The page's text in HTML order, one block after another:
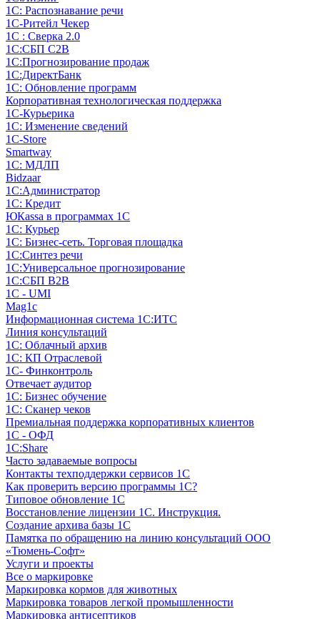
1С: Распознавание речи
1C-Ритейл Чекер
1С : Сверка 2.0
1С:СБП C2B
1С:Прогнозирование продаж
1С:ДиректБанк
1С: Обновление программ
Корпоративная технологическая поддержка
1С-Курьерика
1С: Изменение сведений
1C-Store
Smartway
1С: МДЛП
Bidzaar
1С:Администратор
1С: Кредит
ЮКаssа в программах 1С
1С: Курьер
1С: Бизнес-сеть. Торговая площадка
1С:Синтез речи
1С:Универсальное прогнозирование
1С:СБП B2B
1C - UMI
Mag1c
Информационная система 1С:ИТС
Линия консультаций
1С: Облачный архив
1С: КП Отраслевой
1С- Финконтроль
Отвечает аудитор
1С: Бизнес обучение
1С: Сканер чеков
Премиальная поддержка корпоративных клиентов
1С - ОФД
1С:Share
Часто задаваемые вопросы
Контакты техподдержки сервисов 1С
Как проверить версию программы 1С?
Типовое обновление 1С
Восстановление лицензии 1С. Инструкция.
Создание архива базы 1С
Памятка по обращению на линию консультаций ООО
«Тюмень-Софт»
Услуги и проекты
Все о маркировке
Маркировка кормов для животных
Маркировка товаров легкой промышленности
Маркировка антисептиков